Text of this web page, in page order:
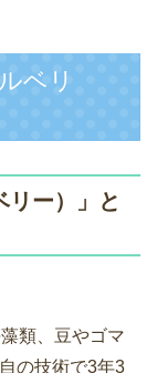
ベリ
リー）」と
類、豆やゴマ
の技術で3年3